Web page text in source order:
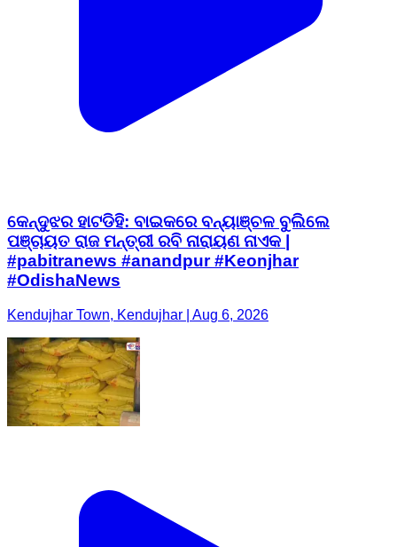
କେନ୍ଦୁଝର ହାଟଡିହି: ବାଇକରେ ବନ୍ୟାଞ୍ଚଳ ବୁଲିଲେ
ପଞ୍ଚାୟତ ରାଜ ମନ୍ତ୍ରୀ ରବି ନାରାୟଣ ନାଏକ |
#pabitranews #anandpur #Keonjhar
#OdishaNews
Kendujhar Town, Kendujhar | Aug 6, 2026